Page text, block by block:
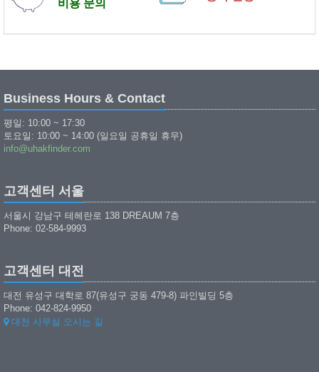
비용 문의
Business Hours & Contact
평일: 10:00 ~ 17:30
토요일: 10:00 ~ 14:00 (일요일 공휴일 휴무)
info@uhakfinder.com
고객센터 서울
서울시 강남구 테헤란로 138 DREAUM 7층
Phone: 02-584-9993
고객센터 대전
대전 유성구 대학로 87(유성구 궁동 479-8) 파인빌딩 5층
Phone: 042-824-9950
대전 사무실 오시는 길